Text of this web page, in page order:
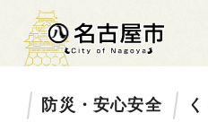
防災・安心安全